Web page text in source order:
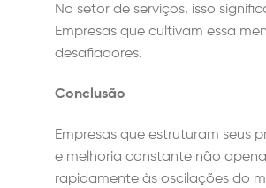
No setor de serviços, isso
Empresas que cultivam essa
desafiadores.
Conclusão
Empresas que estruturam
e melhoria constante não
rapidamente às oscilações do